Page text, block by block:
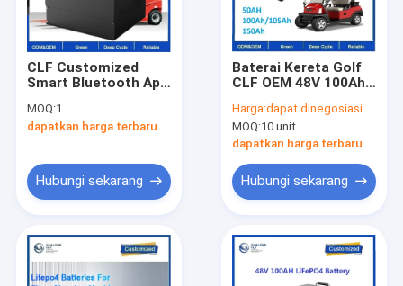
Hubungi kami
Permintaan Penawaran
Paket Baterai Litium EV
Baterai Lithium Penyimpanan Energi
CLF Customized
Smart Bluetooth App
baterai listrik forklift
48v 80ah baterai
MOQ:1
dapatkan harga terbaru
Hubungi sekarang
Baterai Kereta Golf
CLF OEM 48V 100Ah
Lithium Grade A dan
Umur Pakai 4000
Siklus
Harga:dapat dinegosiasikan
MOQ:10 unit
dapatkan harga terbaru
Hubungi sekarang